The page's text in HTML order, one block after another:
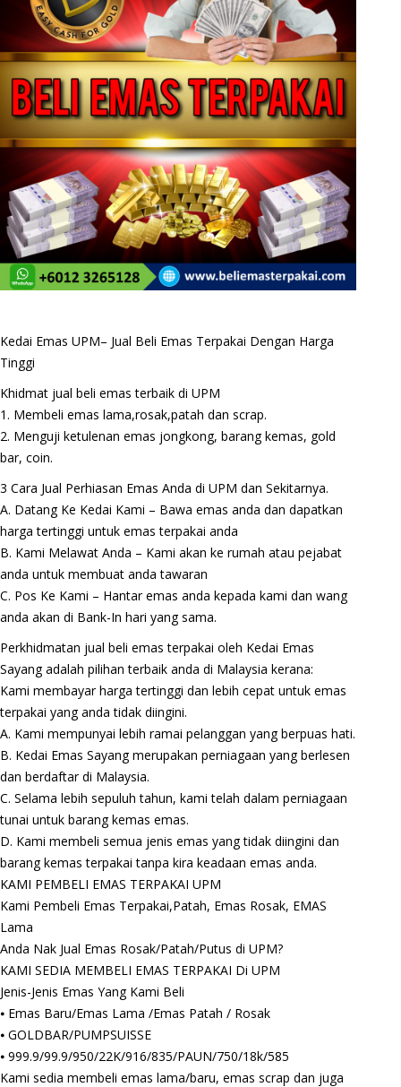
Kedai Emas UPM– Jual Beli Emas Terpakai Dengan Harga
Tinggi
Khidmat jual beli emas terbaik di UPM
1. Membeli emas lama,rosak,patah dan scrap.
2. Menguji ketulenan emas jongkong, barang kemas, gold
bar, coin.
3 Cara Jual Perhiasan Emas Anda di UPM dan Sekitarnya.
A. Datang Ke Kedai Kami – Bawa emas anda dan dapatkan
harga tertinggi untuk emas terpakai anda
B. Kami Melawat Anda – Kami akan ke rumah atau pejabat
anda untuk membuat anda tawaran
C. Pos Ke Kami – Hantar emas anda kepada kami dan wang
anda akan di Bank-In hari yang sama.
Perkhidmatan jual beli emas terpakai oleh Kedai Emas
Sayang adalah pilihan terbaik anda di Malaysia kerana:
Kami membayar harga tertinggi dan lebih cepat untuk emas
terpakai yang anda tidak diingini.
A. Kami mempunyai lebih ramai pelanggan yang berpuas hati.
B. Kedai Emas Sayang merupakan perniagaan yang berlesen
dan berdaftar di Malaysia.
C. Selama lebih sepuluh tahun, kami telah dalam perniagaan
tunai untuk barang kemas emas.
D. Kami membeli semua jenis emas yang tidak diingini dan
barang kemas terpakai tanpa kira keadaan emas anda.
KAMI PEMBELI EMAS TERPAKAI UPM
Kami Pembeli Emas Terpakai,Patah, Emas Rosak, EMAS
Lama
Anda Nak Jual Emas Rosak/Patah/Putus di UPM?
KAMI SEDIA MEMBELI EMAS TERPAKAI Di UPM
Jenis-Jenis Emas Yang Kami Beli
⦁ Emas Baru/Emas Lama /Emas Patah / Rosak
⦁ GOLDBAR/PUMPSUISSE
⦁ 999.9/99.9/950/22K/916/835/PAUN/750/18k/585
Kami sedia membeli emas lama/baru, emas scrap dan juga